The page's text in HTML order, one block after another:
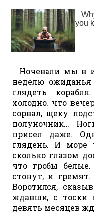
Ночевали мы в
неделю
глядеть
холодно, что
сорвал, щеку
полуночник…
присел даже.
глядень. И море
сколько глазом
что гробы
стонут, и
Воротился,
ждавши, с тоски
девять месяцев